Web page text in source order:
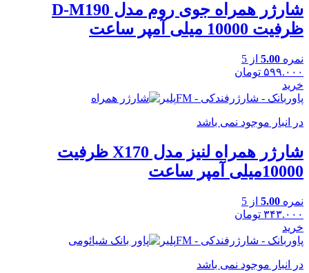
شارژر همراه جوی روم مدل D-M190
ظرفیت 10000 میلی آمپر ساعت
نمره 5.00 از 5
۵۹۹.۰۰۰ تومان
خرید
پاوربانک - شارژرفندکی - FMپلیر
در انبار موجود نمی باشد
شارژر همراه لنیز مدل X170 ظرفیت
10000میلی آمپر ساعت
نمره 5.00 از 5
۳۴۳.۰۰۰ تومان
خرید
پاوربانک - شارژرفندکی - FMپلیر
در انبار موجود نمی باشد